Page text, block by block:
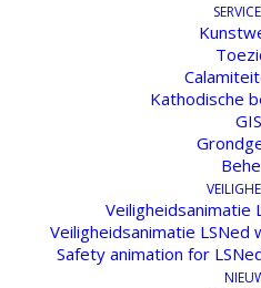
Kathodische
GIS
Veiligheidsanimatie
Veiligheidsanimatie
Safety animation for